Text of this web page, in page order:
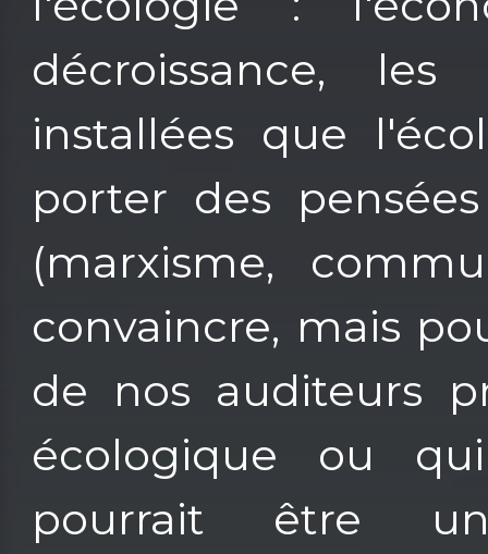
décroissance,
installées que
porter des
(marxisme,
convaincre, mais
de nos auditeurs
écologique ou
pourrait être